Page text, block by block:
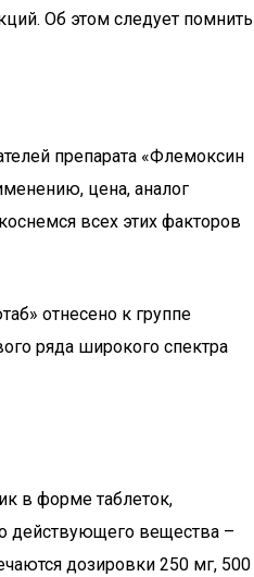
Об этом следует помнить
препарата «Флемоксин
цена, аналог
всех этих факторов
отнесено к группе
ряда широкого спектра
в форме таблеток,
действующего вещества –
дозировки 250 мг, 500